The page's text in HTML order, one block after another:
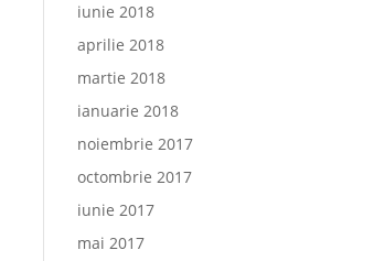
iunie 2018
aprilie 2018
martie 2018
ianuarie 2018
noiembrie 2017
octombrie 2017
iunie 2017
mai 2017